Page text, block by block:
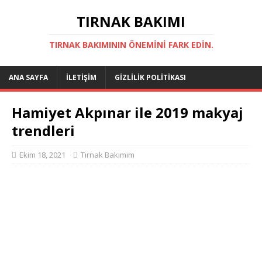
TIRNAK BAKIMI
TIRNAK BAKIMININ ÖNEMINI FARK EDIN.
ANA SAYFA İLETIŞIM GIZLILIK POLITIKASI
Hamiyet Akpınar ile 2019 makyaj
trendleri
Ekim 18, 2021 Tırnak Bakımım